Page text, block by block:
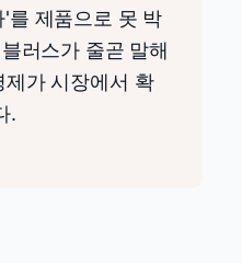
를 제품으로 못 박
러스가 줄곧 말해
가 시장에서 확
.